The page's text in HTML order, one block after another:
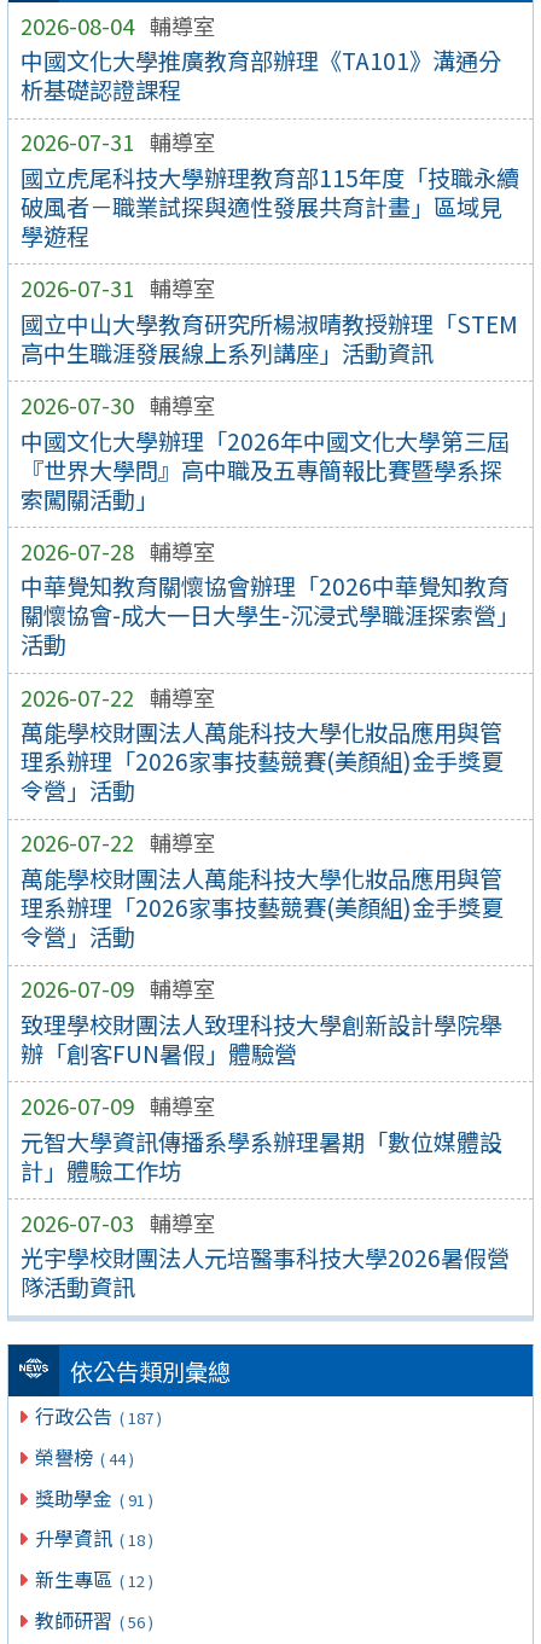
2026-08-04 輔導室
中國文化大學推廣教育部辦理《TA101》溝通分
析基礎認證課程
2026-07-31 輔導室
國立虎尾科技大學辦理教育部115年度「技職永續
破風者－職業試探與適性發展共育計畫」區域見
學遊程
2026-07-31 輔導室
國立中山大學教育研究所楊淑晴教授辦理「STEM
高中生職涯發展線上系列講座」活動資訊
2026-07-30 輔導室
中國文化大學辦理「2026年中國文化大學第三屆
『世界大學問』高中職及五專簡報比賽暨學系探
索闖關活動」
2026-07-28 輔導室
中華覺知教育關懷協會辦理「2026中華覺知教育
關懷協會-成大一日大學生-沉浸式學職涯探索營」
活動
2026-07-22 輔導室
萬能學校財團法人萬能科技大學化妝品應用與管
理系辦理「2026家事技藝競賽(美顏組)金手獎夏
令營」活動
2026-07-22 輔導室
萬能學校財團法人萬能科技大學化妝品應用與管
理系辦理「2026家事技藝競賽(美顏組)金手獎夏
令營」活動
2026-07-09 輔導室
致理學校財團法人致理科技大學創新設計學院舉
辦「創客FUN暑假」體驗營
2026-07-09 輔導室
元智大學資訊傳播系學系辦理暑期「數位媒體設
計」體驗工作坊
2026-07-03 輔導室
光宇學校財團法人元培醫事科技大學2026暑假營
隊活動資訊
依公告類別彙總
行政公告 ( 187 )
榮譽榜 ( 44 )
獎助學金 ( 91 )
升學資訊 ( 18 )
新生專區 ( 12 )
教師研習 ( 56 )